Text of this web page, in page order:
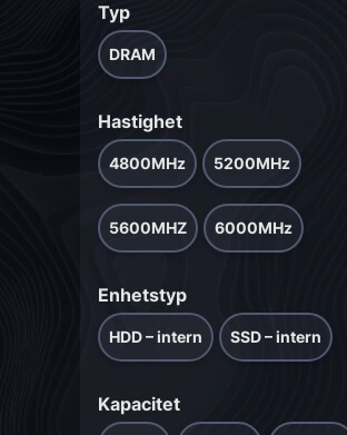
Typ
DRAM
Hastighet
4800MHz 5200MHz
5600MHZ 6000MHz
Enhetstyp
HDD – intern SSD – intern
Kapacitet